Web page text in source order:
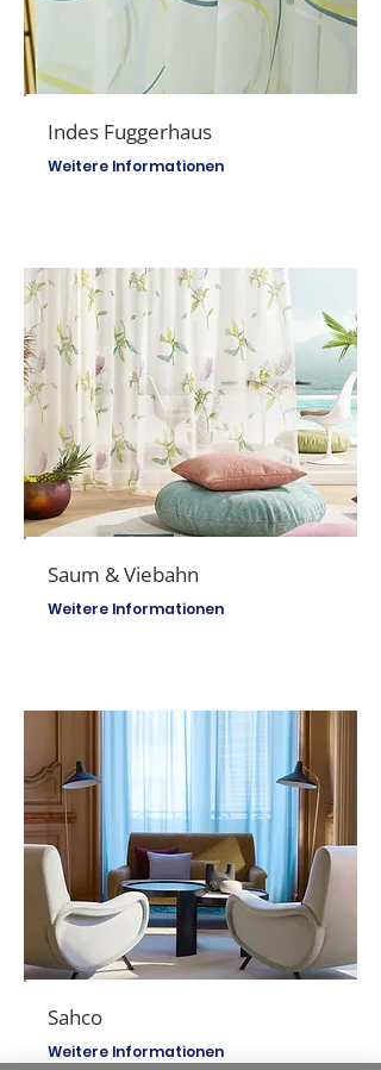
Indes Fuggerhaus
Weitere Informationen
Saum & Viebahn
Weitere Informationen
Sahco
Weitere Informationen